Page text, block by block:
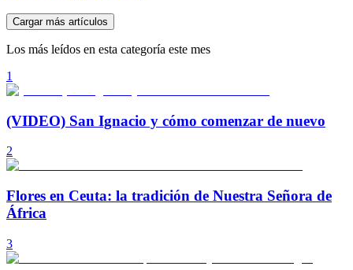
Cargar más artículos
Los más leídos en esta categoría este mes
1
(VIDEO) San Ignacio y cómo comenzar de nuevo
2
Flores en Ceuta: la tradición de Nuestra Señora de
África
3